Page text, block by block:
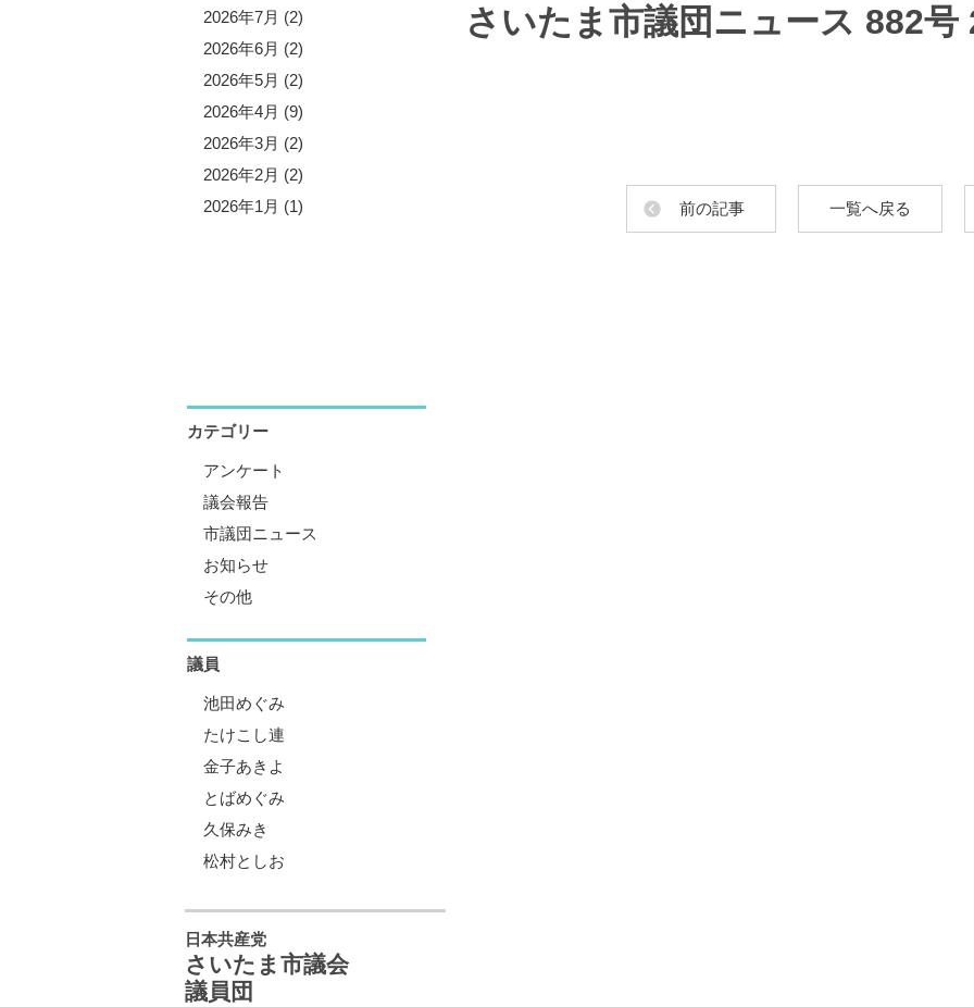
さいたま市議団ニュース 882号
前の記事 一覧へ戻る
2026年7月 (2)
2026年6月 (2)
2026年5月 (2)
2026年4月 (9)
2026年3月 (2)
2026年2月 (2)
2026年1月 (1)
カテゴリー
アンケート
議会報告
市議団ニュース
お知らせ
その他
議員
池田めぐみ
たけこし連
金子あきよ
とばめぐみ
久保みき
松村としお
日本共産党
さいたま市議会
議員団